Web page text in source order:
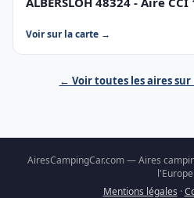
Voir sur la carte →
← Voir toutes les aires
AiresCampingCar.com — Aires
l'Europe
Mentions légales ·